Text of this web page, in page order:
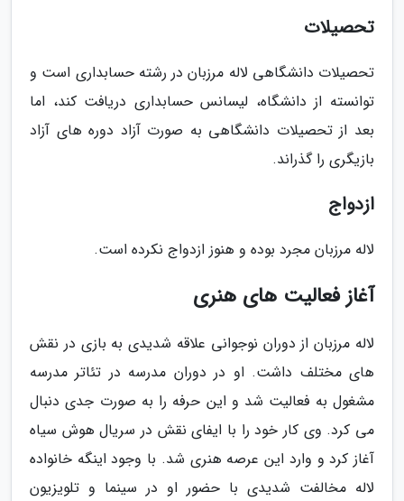
تحصیلات
تحصیلات دانشگاهی لاله مرزبان در رشته حسابداری است و
توانسته از دانشگاه، لیسانس حسابداری دریافت کند، اما
بعد از تحصیلات دانشگاهی به صورت آزاد دوره های آزاد
بازیگری را گذراند.
ازدواج
لاله مرزبان مجرد بوده و هنوز ازدواج نکرده است.
آغاز فعالیت های هنری
لاله مرزبان از دوران نوجوانی علاقه شدیدی به بازی در نقش
های مختلف داشت. او در دوران مدرسه در تئاتر مدرسه
مشغول به فعالیت شد و این حرفه را به صورت جدی دنبال
می کرد. وی کار خود را با ایفای نقش در سریال هوش سیاه
آغاز کرد و وارد این عرصه هنری شد. با وجود اینگه خانواده
لاله مخالفت شدیدی با حضور او در سینما و تلویزیون